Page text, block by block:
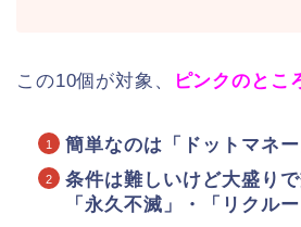
この10個が対象、 ピンクのとこ
簡単なのは「ドットマネー
条件は難しいけど大盛り
「永久不滅」・「リクルー